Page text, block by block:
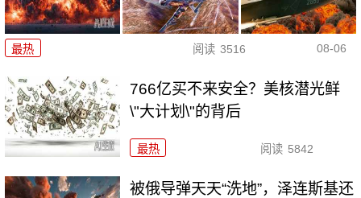
最热 阅读 3516 08-06
766亿买不来安全？美核潜光鲜
\"大计划\"的背后
最热 阅读 5842
被俄导弹天天“洗地”，泽连斯基还